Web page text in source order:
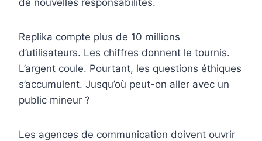
de nouvelles responsabilités.
Replika compte plus de 10 millions
d’utilisateurs. Les chiffres donnent le tournis.
L’argent coule. Pourtant, les questions éthiques
s’accumulent. Jusqu’où peut-on aller avec un
public mineur ?
Les agences de communication doivent ouvrir